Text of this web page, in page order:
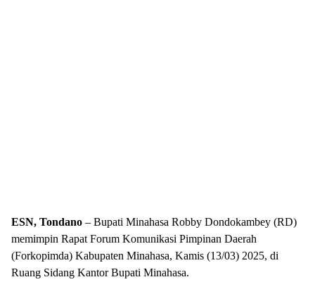
ESN, Tondano – Bupati Minahasa Robby Dondokambey (RD)
memimpin Rapat Forum Komunikasi Pimpinan Daerah
(Forkopimda) Kabupaten Minahasa, Kamis (13/03) 2025, di
Ruang Sidang Kantor Bupati Minahasa.